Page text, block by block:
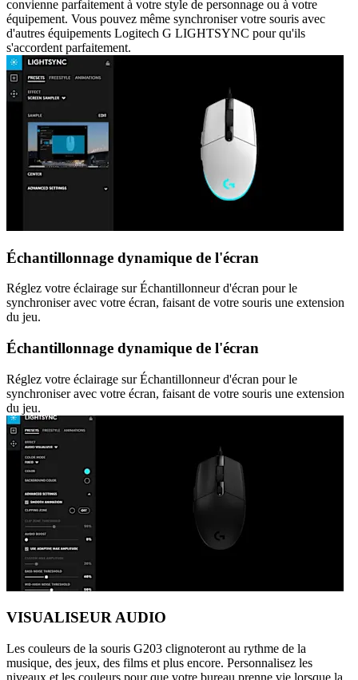
convienne parfaitement à votre style de personnage ou à votre
équipement. Vous pouvez même synchroniser votre souris avec
d'autres équipements Logitech G LIGHTSYNC pour qu'ils
s'accordent parfaitement.
Échantillonnage dynamique de l'écran
Réglez votre éclairage sur Échantillonneur d'écran pour le
synchroniser avec votre écran, faisant de votre souris une extension
du jeu.
Échantillonnage dynamique de l'écran
Réglez votre éclairage sur Échantillonneur d'écran pour le
synchroniser avec votre écran, faisant de votre souris une extension
du jeu.
VISUALISEUR AUDIO
Les couleurs de la souris G203 clignoteront au rythme de la
musique, des jeux, des films et plus encore. Personnalisez les
niveaux et les couleurs pour que votre bureau prenne vie lorsque la